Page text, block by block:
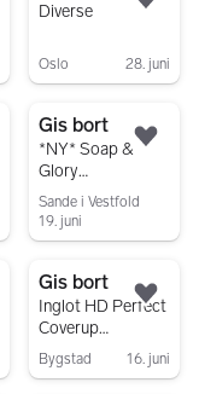
Legg til som favoritt.
Diverse
Oslo 28. juni
Legg til som favoritt.
Gis bort
*NY* Soap &
Glory
Poutstanding Lip
Contouring
Crayon - No
Sande i Vestfold
19. juni
Legg til som favoritt.
Gis bort
Inglot HD Perfect
Coverup
Foundation
Bygstad 16. juni